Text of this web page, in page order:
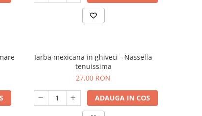
Iarba mexicana in ghiveci - Nassella
tenuissima
27,00 RON
ADAUGA IN COS